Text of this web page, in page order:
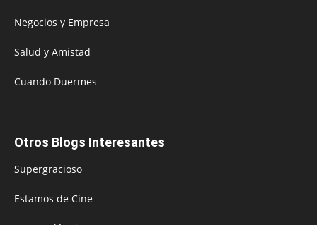
Negocios y Empresa
Salud y Amistad
Cuando Duermes
Otros Blogs Interesantes
Supergracioso
Estamos de Cine